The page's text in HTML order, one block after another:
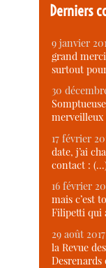
Derniers
9 janvier
grand
surtout
30
17 février
date, j’ai
contact :
16 février
mais c’est
Filipetti qui
29 août
la Revue